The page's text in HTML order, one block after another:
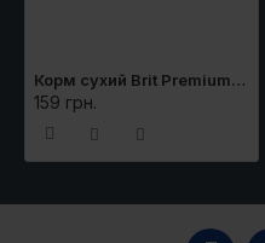
Корм сухий Brit Premium Cat by Nature Indoor для дорослих домашніх котів з куркою 300 г
159 грн.